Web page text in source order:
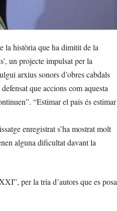
la història que ha dimitit de la
un projecte impulsat per la
arxius sonors d’obres cabdals
que accions com aquesta
“Estimar el país és estimar
enregistrat s’ha mostrat molt
alguna dificultat davant la
per la tria d’autors que es posa